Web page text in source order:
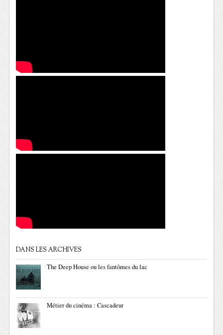
DANS LES ARCHIVES
The Deep House ou les fantômes du lac
Métier du cinéma : Cascadeur